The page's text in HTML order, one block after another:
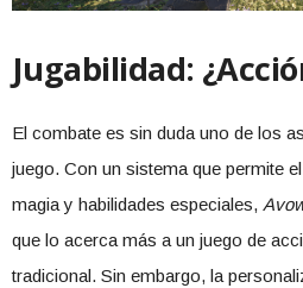
Jugabilidad:
El combate es sin duda uno de los
juego. Con un sistema que permite
magia y habilidades especiales,
que lo acerca más a un juego de
tradicional. Sin embargo, la